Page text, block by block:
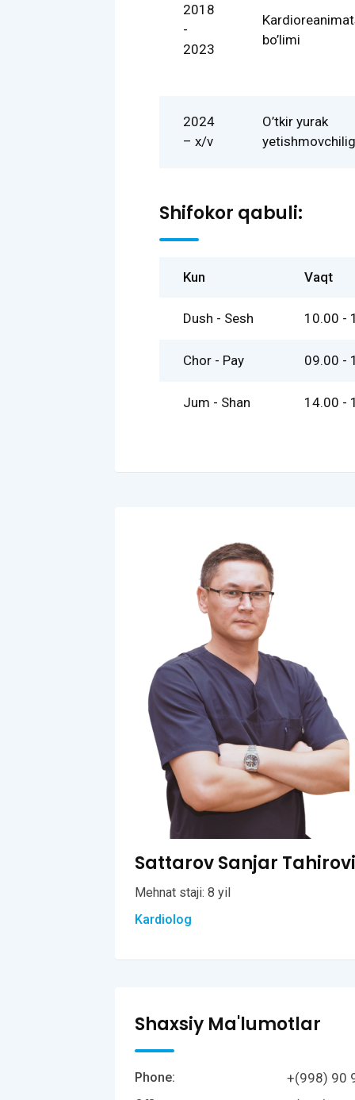
2018
-
2023
bo’limi
2024
– x/v
O’tkir yurak
Shifokor qabuli:
Kun Vaqt
Dush - Sesh 10.00 -
Chor - Pay 09.00 -
Jum - Shan 14.00 -
Sattarov Sanjar
Mehnat staji: 8 yil
Kardiolog
Shaxsiy Ma'lumotlar
Phone: +(998) 90